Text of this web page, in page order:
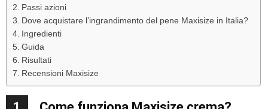
Passi azioni
Dove acquistare l’ingrandimento del pene Maxisize in Italia?
Ingredienti
Guida
Risultati
Recensioni Maxisize